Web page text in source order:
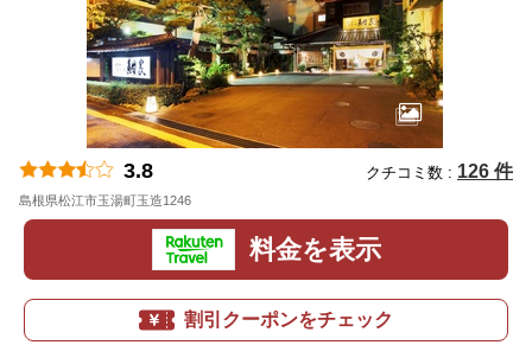
3.8 クチコミ数 : 126 件
島根県松江市玉湯町玉造1246
料金を表示
割引クーポンをチェック